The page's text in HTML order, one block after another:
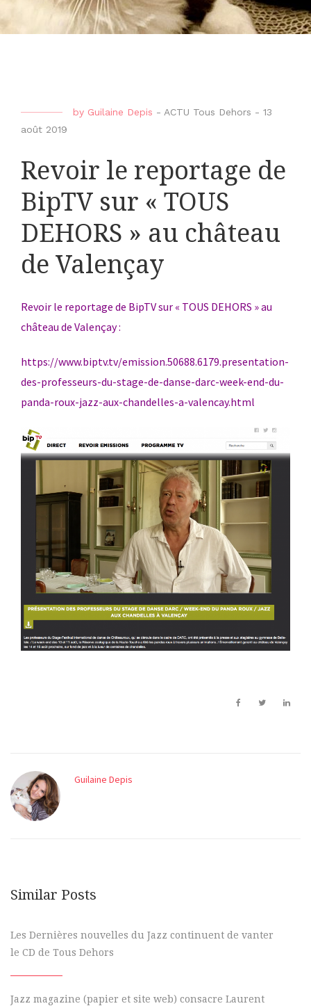
by Guilaine Depis - ACTU Tous Dehors - 13
août 2019
Revoir le reportage de
BipTV sur « TOUS
DEHORS » au château
de Valençay
Revoir le reportage de BipTV sur « TOUS DEHORS » au
château de Valençay :
https://www.biptv.tv/emission.50688.6179.presentation-
des-professeurs-du-stage-de-danse-darc-week-end-du-
panda-roux-jazz-aux-chandelles-a-valencay.html
Guilaine Depis
Similar Posts
Les Dernières nouvelles du Jazz continuent de vanter
le CD de Tous Dehors
Jazz magazine (papier et site web) consacre Laurent